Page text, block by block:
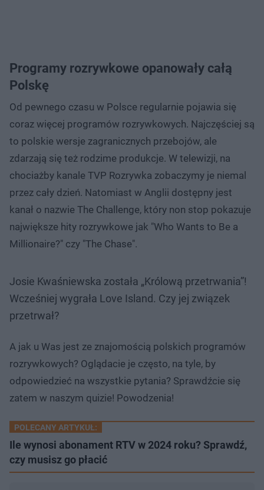
Programy rozrywkowe opanowały całą
Polskę
Od pewnego czasu w Polsce regularnie pojawia się
coraz więcej programów rozrywkowych. Najczęściej są
to polskie wersje zagranicznych przebojów, ale
zdarzają się też rodzime produkcje. W telewizji, na
chociażby kanale TVP Rozrywka zobaczymy je niemal
przez cały dzień. Natomiast w Anglii dostępny jest
kanał o nazwie The Challenge, który non stop pokazuje
największe hity rozrywkowe jak "Who Wants to Be a
Millionaire?" czy "The Chase".
Josie Kwaśniewska została „Królową przetrwania”!
Wcześniej wygrała Love Island. Czy jej związek
przetrwał?
A jak u Was jest ze znajomością polskich programów
rozrywkowych? Oglądacie je często, na tyle, by
odpowiedzieć na wszystkie pytania? Sprawdźcie się
zatem w naszym quizie! Powodzenia!
POLECANY ARTYKUŁ:
Ile wynosi abonament RTV w 2024 roku? Sprawdź,
czy musisz go płacić